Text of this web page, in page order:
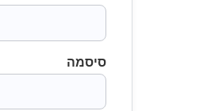
סיסמה